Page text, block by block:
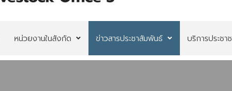
หน่วยงานในสังกัด ข่าวสารประชาสัมพันธ์ บริการประชา